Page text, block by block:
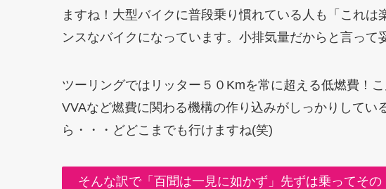
ますね！大型バイクに普段乗り慣れている人も「これは
ンスなバイクになっています。小排気量だからと言って
ツーリングではリッター５０Kmを常に超える低燃費！
VVAなど燃費に関わる機構の作り込みがしっかりしてい
ら・・・どどこまでも行けますね(笑)
そんな訳で「百聞は一見に如かず」先ずは乗ってそ